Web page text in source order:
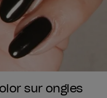
sur ongles